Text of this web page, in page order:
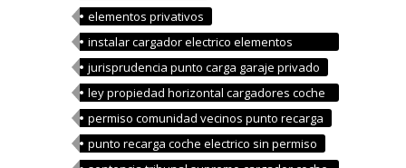
elementos privativos
instalar cargador electrico elementos
comunes
jurisprudencia punto carga garaje privado
ley propiedad horizontal cargadores coche
electrico
permiso comunidad vecinos punto recarga
punto recarga coche electrico sin permiso